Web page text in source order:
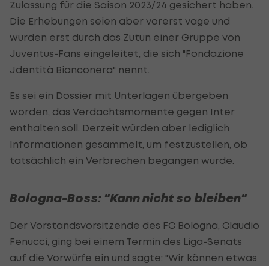
Zulassung für die Saison 2023/24 gesichert haben.
Die Erhebungen seien aber vorerst vage und
wurden erst durch das Zutun einer Gruppe von
Juventus-Fans eingeleitet, die sich "Fondazione
Jdentità Bianconera" nennt.
Es sei ein Dossier mit Unterlagen übergeben
worden, das Verdachtsmomente gegen Inter
enthalten soll. Derzeit würden aber lediglich
Informationen gesammelt, um festzustellen, ob
tatsächlich ein Verbrechen begangen wurde.
Bologna-Boss: "Kann nicht so bleiben"
Der Vorstandsvorsitzende des FC Bologna, Claudio
Fenucci, ging bei einem Termin des Liga-Senats
auf die Vorwürfe ein und sagte: "Wir können etwas